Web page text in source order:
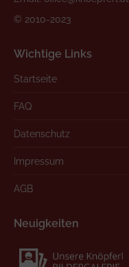
© 2010-2023
Wichtige Links
Startseite
FAQ
Datenschutz
Impressum
AGB
Neuigkeiten